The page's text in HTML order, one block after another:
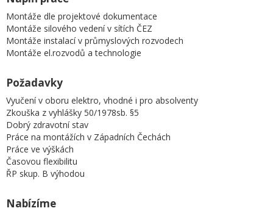
Montáže dle projektové dokumentace
Montáže silového vedení v sítích ČEZ
Montáže instalací v průmyslových rozvodech
Montáže el.rozvodů a technologie
Požadavky
Vyučení v oboru elektro, vhodné i pro absolventy
Zkouška z vyhlášky 50/1978sb. §5
Dobrý zdravotní stav
Práce na montážích v Západních Čechách
Práce ve výškách
Časovou flexibilitu
ŘP skup. B výhodou
Nabízíme